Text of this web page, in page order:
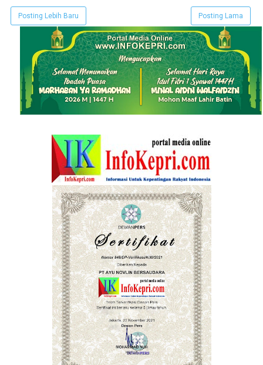
Posting Lebih Baru Posting Lama